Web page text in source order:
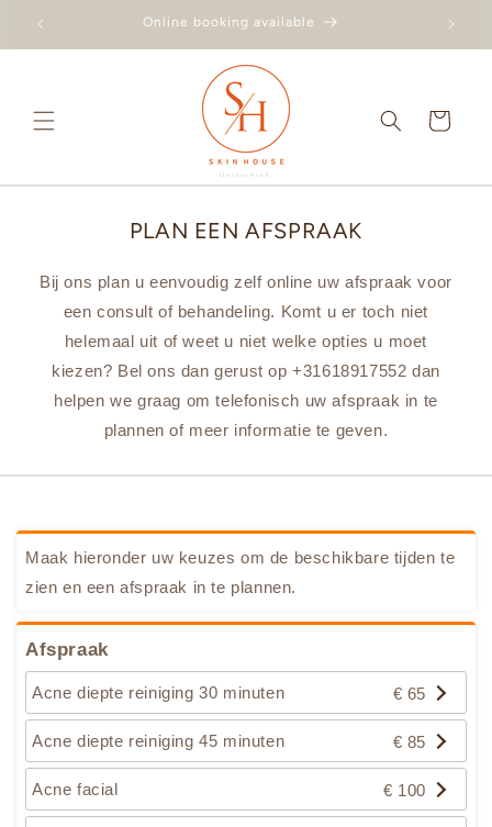
content
Online booking available
Cart
PLAN EEN AFSPRAAK
Bij ons plan u eenvoudig zelf online uw afspraak voor
een consult of behandeling. Komt u er toch niet
helemaal uit of weet u niet welke opties u moet
kiezen? Bel ons dan gerust op +31618917552 dan
helpen we graag om telefonisch uw afspraak in te
plannen of meer informatie te geven.
Maak hieronder uw keuzes om de beschikbare tijden te
zien en een afspraak in te plannen.
Afspraak
Acne diepte reiniging 30 minuten € 65
Acne diepte reiniging 45 minuten € 85
Acne facial € 100